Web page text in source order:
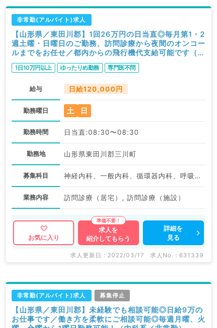
非常勤(アルバイト)求人
【山形県／東田川郡】1回26万円の日当直◎毎月第1・2
週土曜・日曜日のご勤務、訪問診療から夜間のオンコー
ルまでをお任せ／都内からの飛行機代支給可能です（内
科系／非常勤）
1日10万円以上 ゆったりめ勤務 専門医不問
給与 日給120,000円
勤務曜日 土 日
勤務時間 日当直:08:30〜08:30
勤務地 山形県東田川郡三川町
募集科目 神経内科、一般内科、循環器内科、呼吸器内科、消化器内科、内分泌・代謝内科、腎臓内科、老年内科、血液内科、外科系全般、一般外科、膠原病科
業務内容 訪問診療（居宅）, 訪問診療（施設）
お気に入り
求人を
紹介してもらう
詳細を
見る
求人更新日 : 2022/03/17 求人No. : 631339
非常勤(アルバイト)求人 募集停止
【山形県／東田川郡】未経験でも相談可能◎日給9万の
お仕事です／働き方を柔軟にご相談可能◎毎週月曜、火